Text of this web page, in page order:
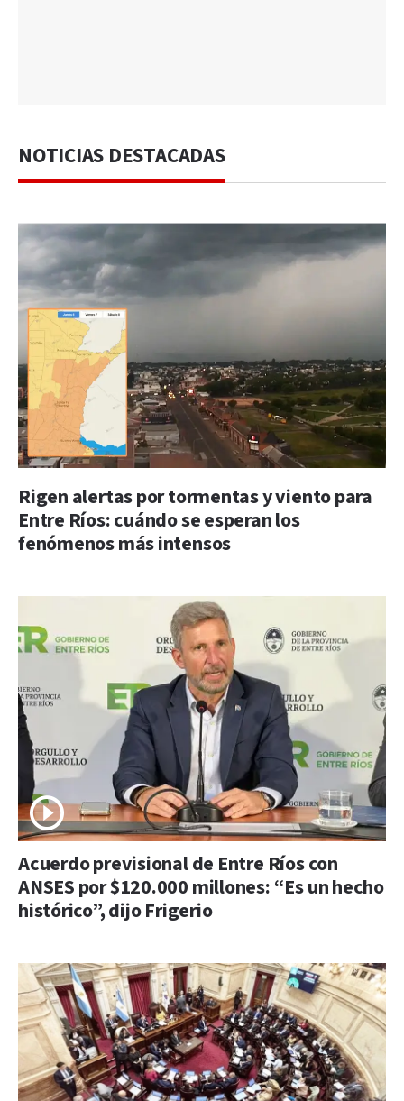
NOTICIAS DESTACADAS
Rigen alertas por tormentas y viento para
Entre Ríos: cuándo se esperan los
fenómenos más intensos
Acuerdo previsional de Entre Ríos con
ANSES por $120.000 millones: “Es un hecho
histórico”, dijo Frigerio